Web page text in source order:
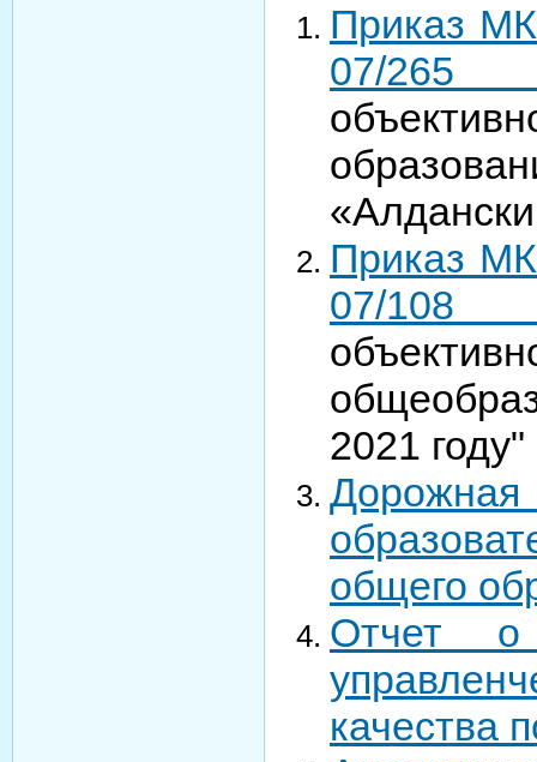
Приказ
07/
Приказ
07/
2021 году"
общего
Отчет о
качества